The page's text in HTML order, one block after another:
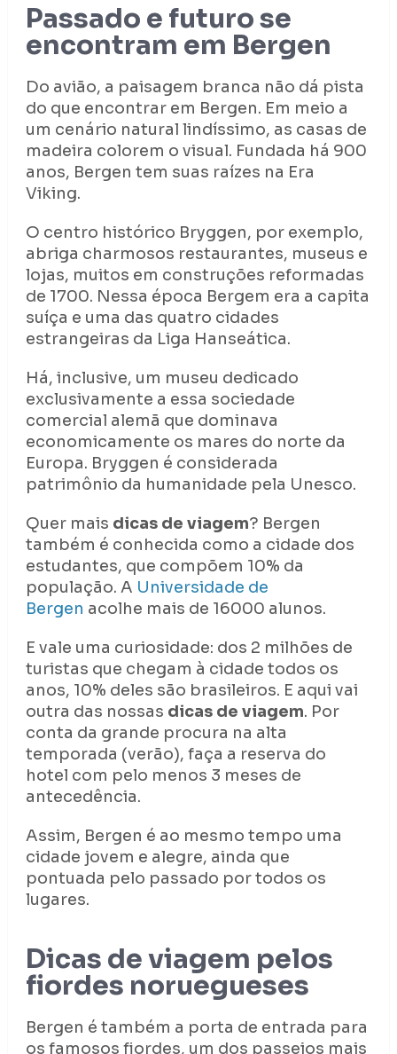
Passado e futuro se
encontram em Bergen
Do avião, a paisagem branca não dá pista
do que encontrar em Bergen. Em meio a
um cenário natural lindíssimo, as casas de
madeira colorem o visual. Fundada há 900
anos, Bergen tem suas raízes na Era
Viking.
O centro histórico Bryggen, por exemplo,
abriga charmosos restaurantes, museus e
lojas, muitos em construções reformadas
de 1700. Nessa época Bergem era a capita
suíça e uma das quatro cidades
estrangeiras da Liga Hanseática.
Há, inclusive, um museu dedicado
exclusivamente a essa sociedade
comercial alemã que dominava
economicamente os mares do norte da
Europa. Bryggen é considerada
patrimônio da humanidade pela Unesco.
Quer mais dicas de viagem? Bergen
também é conhecida como a cidade dos
estudantes, que compõem 10% da
população. A Universidade de
Bergen acolhe mais de 16000 alunos.
E vale uma curiosidade: dos 2 milhões de
turistas que chegam à cidade todos os
anos, 10% deles são brasileiros. E aqui vai
outra das nossas dicas de viagem. Por
conta da grande procura na alta
temporada (verão), faça a reserva do
hotel com pelo menos 3 meses de
antecedência.
Assim, Bergen é ao mesmo tempo uma
cidade jovem e alegre, ainda que
pontuada pelo passado por todos os
lugares.
Dicas de viagem pelos
fiordes noruegueses
Bergen é também a porta de entrada para
os famosos fiordes, um dos passeios mais